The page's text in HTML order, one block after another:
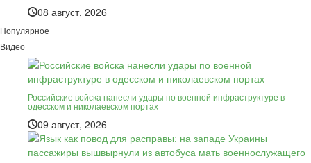
08 август, 2026
Популярное
Видео
Российские войска нанесли удары по военной инфраструктуре в
одесском и николаевском портах
09 август, 2026